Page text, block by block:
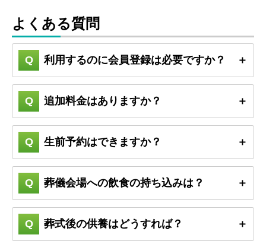
よくある質問
利用するのに会員登録は必要ですか？
追加料金はありますか？
生前予約はできますか？
葬儀会場への飲食の持ち込みは？
葬式後の供養はどうすれば？